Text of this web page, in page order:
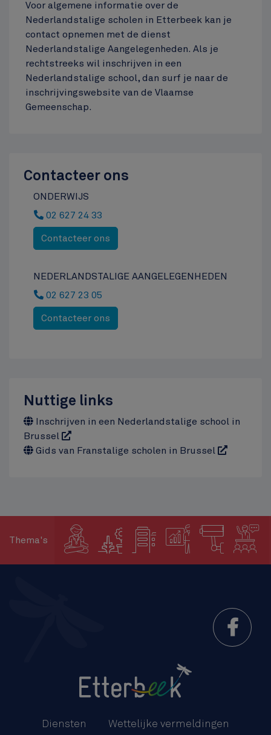
Voor algemene informatie over de
Nederlandstalige scholen in Etterbeek kan je
contact opnemen met de dienst
Nederlandstalige Aangelegenheden. Als je
rechtstreeks wil inschrijven in een
Nederlandstalige school, dan surf je naar de
inschrijvingswebsite van de Vlaamse
Gemeenschap.
Contacteer ons
ONDERWIJS
02 627 24 33
Contacteer ons
NEDERLANDSTALIGE AANGELEGENHEDEN
02 627 23 05
Contacteer ons
Nuttige links
Inschrijven in een Nederlandstalige school in
Brussel
Gids van Franstalige scholen in Brussel
Thema's
Diensten Wettelijke vermeldingen